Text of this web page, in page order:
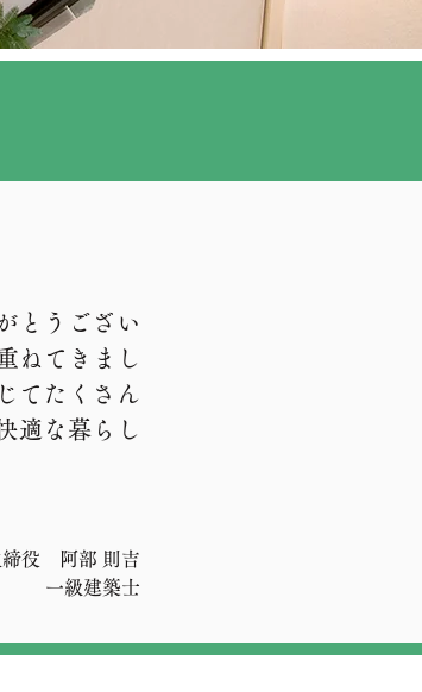
とうござい
ねてきまし
てたくさん
適な暮らし
締役 阿部 則吉
一級建築士